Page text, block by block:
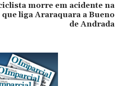
morre em acidente na
liga Araraquara a Bueno
de Andrada